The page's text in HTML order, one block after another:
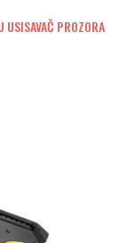
USISAVAČ PROZORA